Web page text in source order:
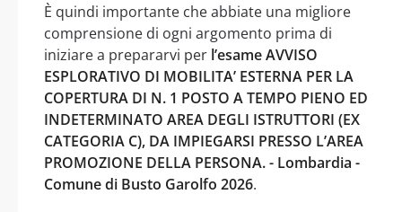
È quindi importante che abbiate una migliore
comprensione di ogni argomento prima di
iniziare a prepararvi per l’esame AVVISO
ESPLORATIVO DI MOBILITA’ ESTERNA PER LA
COPERTURA DI N. 1 POSTO A TEMPO PIENO ED
INDETERMINATO AREA DEGLI ISTRUTTORI (EX
CATEGORIA C), DA IMPIEGARSI PRESSO L’AREA
PROMOZIONE DELLA PERSONA. - Lombardia -
Comune di Busto Garolfo 2026.